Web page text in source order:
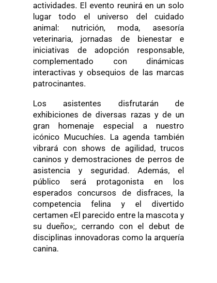
actividades. El evento reunirá en un solo
lugar todo el universo del cuidado
animal: nutrición, moda, asesoría
veterinaria, jornadas de bienestar e
iniciativas de adopción responsable,
complementado con dinámicas
interactivas y obsequios de las marcas
patrocinantes.
Los asistentes disfrutarán de
exhibiciones de diversas razas y de un
gran homenaje especial a nuestro
icónico Mucuchíes. La agenda también
vibrará con shows de agilidad, trucos
caninos y demostraciones de perros de
asistencia y seguridad. Además, el
público será protagonista en los
esperados concursos de disfraces, la
competencia felina y el divertido
certamen «El parecido entre la mascota y
su dueño»;, cerrando con el debut de
disciplinas innovadoras como la arquería
canina.